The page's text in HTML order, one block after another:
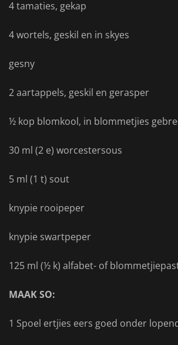
4 tamaties, gekap
4 wortels, geskil en in skyes
gesny
2 aartappels, geskil en gerasper
½ kop blomkool, in blommetjies
30 ml (2 e) worcestersous
5 ml (1 t) sout
knypie rooipeper
knypie swartpeper
125 ml (½ k) alfabet- of
MAAK SO:
1 Spoel ertjies eers goed onder